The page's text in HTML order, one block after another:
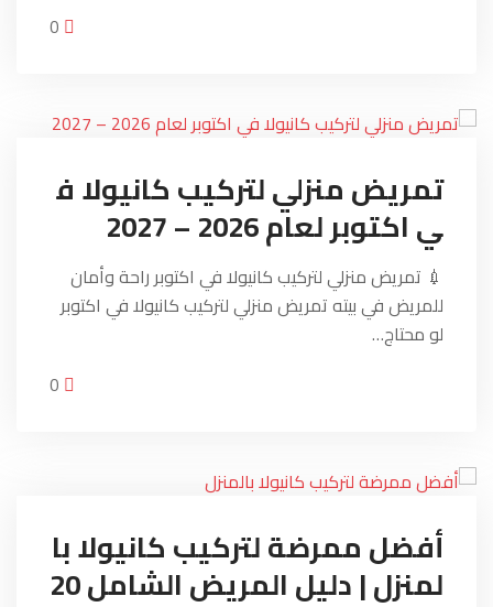
تمريض منزلي لتركيب كانيولا ف
ي اكتوبر لعام 2026 – 2027
💉 تمريض منزلي لتركيب كانيولا في اكتوبر راحة وأمان
للمريض في بيته تمريض منزلي لتركيب كانيولا في اكتوبر
لو محتاج…
أفضل ممرضة لتركيب كانيولا با
لمنزل | دليل المريض الشامل 20